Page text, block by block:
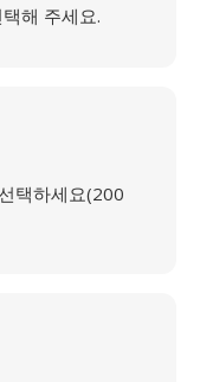
해 주세요.
택하세요(200